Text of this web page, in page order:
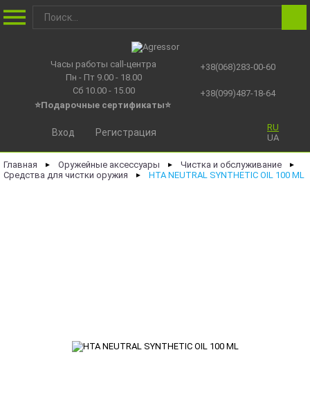
Часы работы call-центра
Пн - Пт 9.00 - 18.00
Сб 10.00 - 15.00
⭐Подарочные сертификаты⭐
+38(068)283-00-60
+38(099)487-18-64
RU
UA
Вход Регистрация
Главная ► Оружейные аксессуары ► Чистка и обслуживание ►
Средства для чистки оружия ► HTA NEUTRAL SYNTHETIC OIL 100 ML